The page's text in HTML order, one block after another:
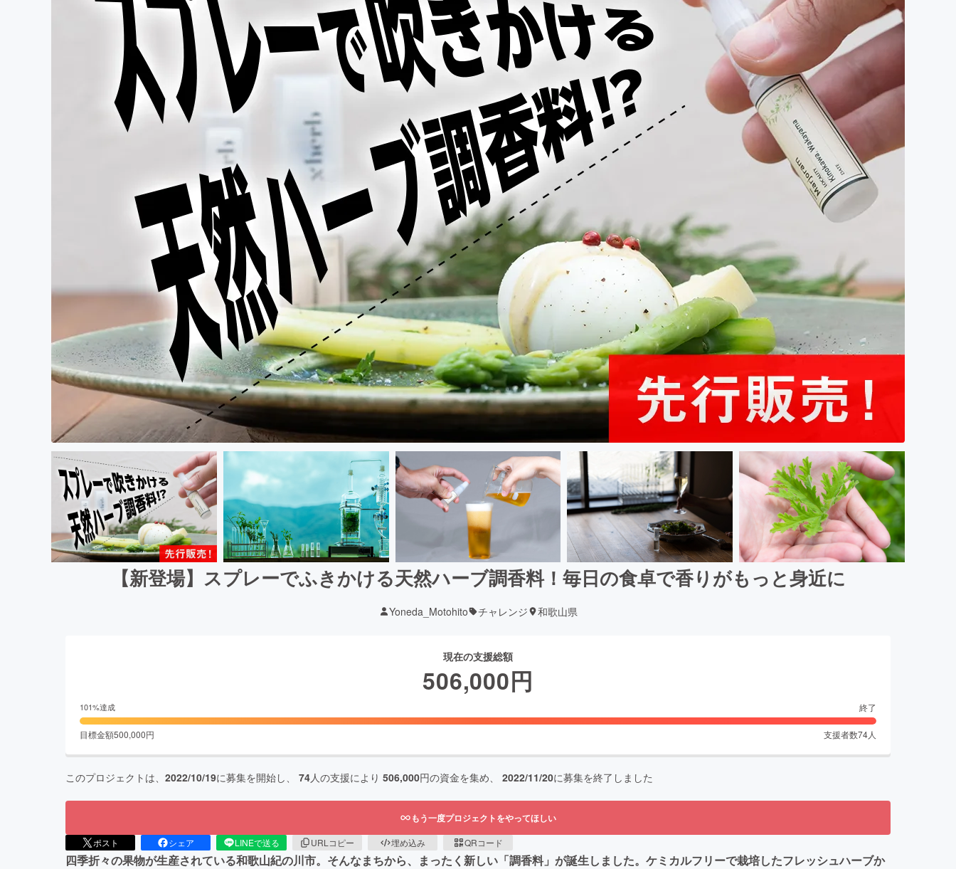
【新登場】スプレーでふきかける天然ハーブ調香料！毎日の食卓で香りがもっと身近に
Yoneda_Motohito チャレンジ 和歌山県
現在の支援総額
506,000円
101%達成 終了
目標金額500,000円 支援者数74人
このプロジェクトは、 2022/10/19に募集を開始し、 74人の支援により 506,000円の資金を集め、 2022/11/20に募集を終了しました
もう一度プロジェクトをやってほしい
ポスト シェア LINEで送る URLコピー 埋め込み QRコード
四季折々の果物が生産されている和歌山紀の川市。そんなまちから、まったく新しい「調香料」が誕生しました。ケミカルフリーで栽培したフレッシュハーブか